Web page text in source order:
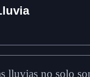
lluvias no solo